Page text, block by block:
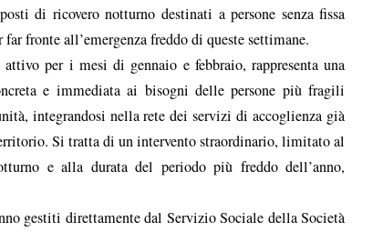
di ricovero notturno destinati a persone senza fissa
far fronte all’emergenza freddo di queste settimane.
per i mesi di gennaio e febbraio, rappresenta una
e immediata ai bisogni delle persone più fragili
integrandosi nella rete dei servizi di accoglienza già
Si tratta di un intervento straordinario, limitato al
e alla durata del periodo più freddo dell’anno,
gestiti direttamente dal Servizio Sociale della Società